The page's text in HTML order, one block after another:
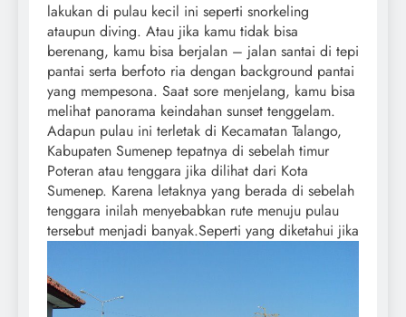
lakukan di pulau kecil ini seperti snorkeling
ataupun diving. Atau jika kamu tidak bisa
berenang, kamu bisa berjalan – jalan santai di tepi
pantai serta berfoto ria dengan background pantai
yang mempesona. Saat sore menjelang, kamu bisa
melihat panorama keindahan sunset tenggelam.
Adapun pulau ini terletak di Kecamatan Talango,
Kabupaten Sumenep tepatnya di sebelah timur
Poteran atau tenggara jika dilihat dari Kota
Sumenep. Karena letaknya yang berada di sebelah
tenggara inilah menyebabkan rute menuju pulau
tersebut menjadi banyak.Seperti yang diketahui jika